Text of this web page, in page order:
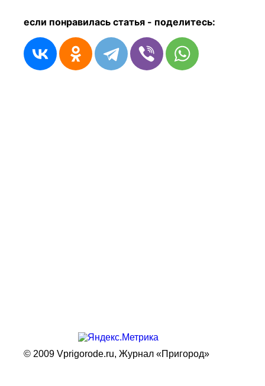
если понравилась статья - поделитесь:
© 2009 Vprigorode.ru, Журнал «Пригород»